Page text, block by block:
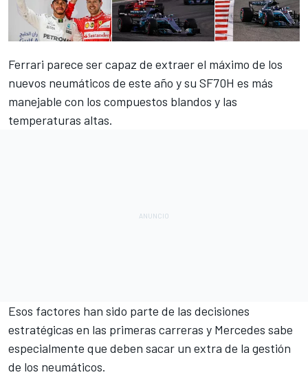
Ferrari parece ser capaz de extraer el máximo de los
nuevos neumáticos de este año y su SF70H es más
manejable con los compuestos blandos y las
temperaturas altas.
Esos factores han sido parte de las decisiones
estratégicas en las primeras carreras y Mercedes sabe
especialmente que deben sacar un extra de la gestión
de los neumáticos.